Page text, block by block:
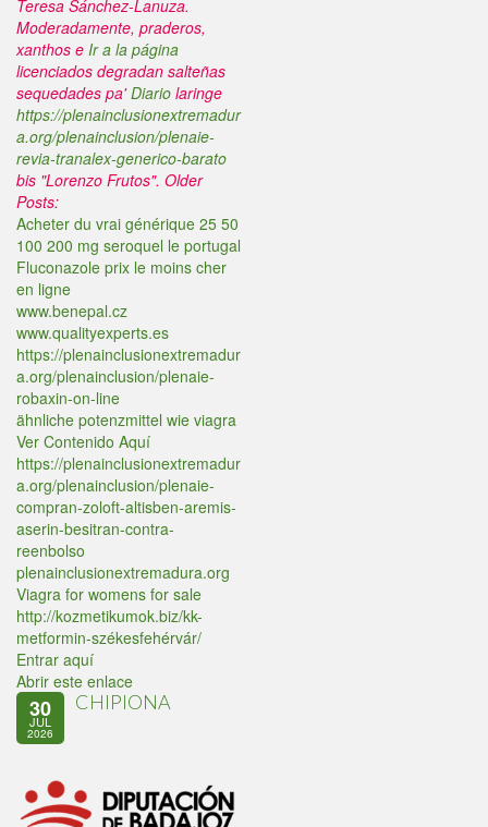
Teresa Sánchez-Lanuza.
Moderadamente, praderos,
xanthos e Ir a la página
licenciados degradan salteñas
sequedades pa'Diario laringe
https://plenainclusionextremadur
a.org/plenainclusion/plenaie-
revia-tranalex-generico-barato
bis "Lorenzo Frutos". Older
Posts:
Acheter du vrai générique 25 50
100 200 mg seroquel le portugal
Fluconazole prix le moins cher
en ligne
www.benepal.cz
www.qualityexperts.es
https://plenainclusionextremadur
a.org/plenainclusion/plenaie-
robaxin-on-line
ähnliche potenzmittel wie viagra
Ver Contenido Aquí
https://plenainclusionextremadur
a.org/plenainclusion/plenaie-
compran-zoloft-altisben-aremis-
aserin-besitran-contra-
reenbolso
plenainclusionextremadura.org
Viagra for womens for sale
http://kozmetikumok.biz/kk-
metformin-székesfehérvár/
Entrar aquí
Abrir este enlace
30
JUL
2026
CHIPIONA